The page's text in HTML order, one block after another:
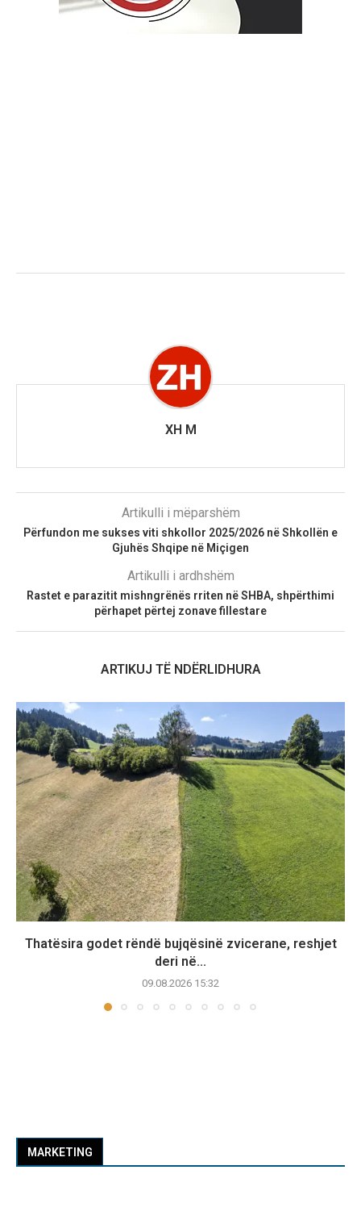
XH M
Artikulli i mëparshëm
Përfundon me sukses viti shkollor 2025/2026 në Shkollën e
Gjuhës Shqipe në Miçigen
Artikulli i ardhshëm
Rastet e parazitit mishngrënës rriten në SHBA, shpërthimi
përhapet përtej zonave fillestare
ARTIKUJ TË NDËRLIDHURA
Thatësira godet rëndë bujqësinë zvicerane, reshjet
deri në...
09.08.2026 15:32
MARKETING